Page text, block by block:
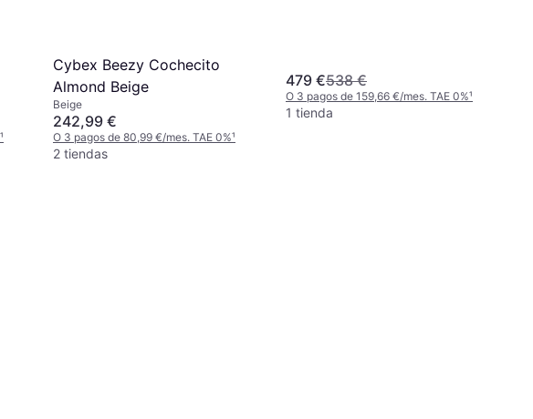
¹
Cybex Beezy Cochecito
Almond Beige
Beige
242,99 €
O 3 pagos de 80,99 €/mes. TAE 0%¹
2 tiendas
479 €538 €
O 3 pagos de 159,66 €/mes. TAE 0%¹
1 tienda